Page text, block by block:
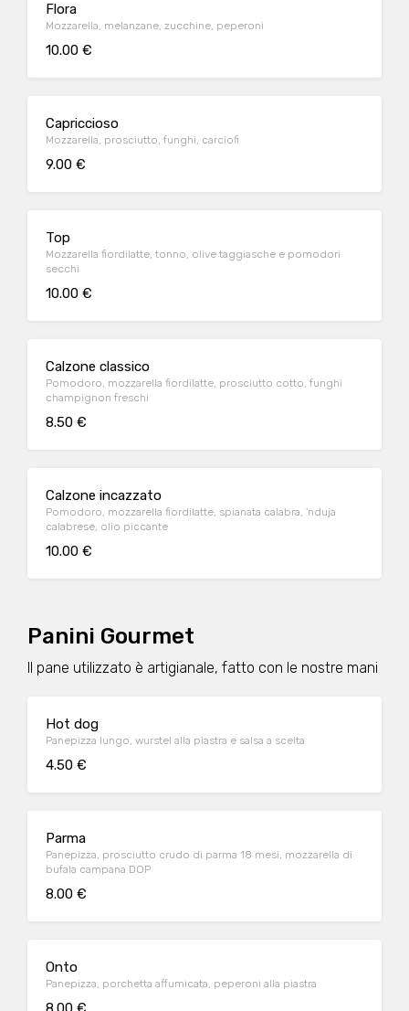
Flora
Mozzarella, melanzane, zucchine, peperoni
10.00 €
Capriccioso
Mozzarella, prosciutto, funghi, carciofi
9.00 €
Top
Mozzarella fiordilatte, tonno, olive taggiasche e pomodori
secchi
10.00 €
Calzone classico
Pomodoro, mozzarella fiordilatte, prosciutto cotto, funghi
champignon freschi
8.50 €
Calzone incazzato
Pomodoro, mozzarella fiordilatte, spianata calabra, 'nduja
calabrese, olio piccante
10.00 €
Panini Gourmet
Il pane utilizzato è artigianale, fatto con le nostre mani
Hot dog
Panepizza lungo, wurstel alla piastra e salsa a scelta
4.50 €
Parma
Panepizza, prosciutto crudo di parma 18 mesi, mozzarella di
bufala campana DOP
8.00 €
Onto
Panepizza, porchetta affumicata, peperoni alla piastra